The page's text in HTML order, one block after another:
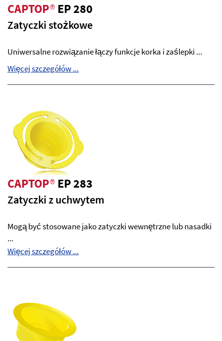
CAPTOP®EP 280
Zatyczki stożkowe
Uniwersalne rozwiązanie łączy funkcje korka i zaślepki ...
Więcej szczegółów ...
CAPTOP®EP 283
Zatyczki z uchwytem
Mogą być stosowane jako zatyczki wewnętrzne lub nasadki
...
Więcej szczegółów ...